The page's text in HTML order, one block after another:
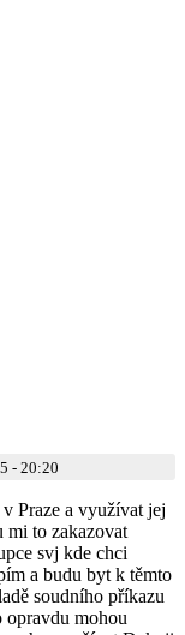
- 20:20
Praze a využívat jej
mi to zakazovat
svj kde chci
a budu byt k těmto
soudního příkazu
opravdu mohou